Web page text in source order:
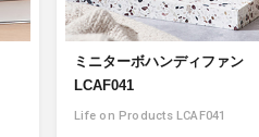
ミニターボハンディファン
LCAF041
Life on Products LCAF041